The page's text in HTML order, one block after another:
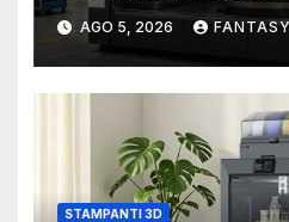
camera inerte
AGO 5, 2026
STAMPANTI 3D